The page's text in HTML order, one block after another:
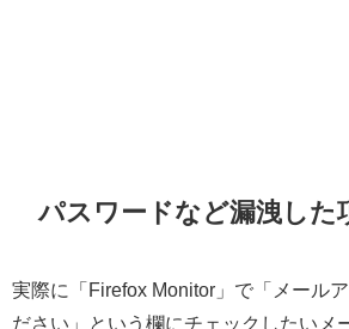
パスワードなど漏洩した
実際に「Firefox Monitor」で「メール
ださい」という欄にチェックしたいメ